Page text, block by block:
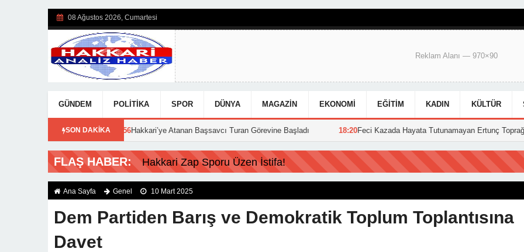
08 Ağustos 2026, Cumartesi
Reklam Alanı — 970×90
GÜNDEM POLITIKA SPOR DÜNYA MAGAZIN EKONOMI EĞITIM KADIN KÜLTÜR
SON DAKİKA
Hakkari’ye Atanan Başsavcı Turan Görevine Başladı 18:20Feci Kazada Hayata Tutunamayan Ertunç Toprağa Verildi 15:39
FLAŞ HABER: Hakkari Zap Sporu Üzen İstifa!
Ana Sayfa Genel 10 Mart 2025
Dem Partiden Barış ve Demokratik Toplum Toplantısına
Davet